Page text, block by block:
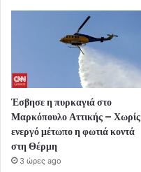
Έσβησε η πυρκαγιά στο
Μαρκόπουλο Αττικής – Χωρίς
ενεργό μέτωπο η φωτιά κοντά
στη Θέρμη
3 ώρες ago